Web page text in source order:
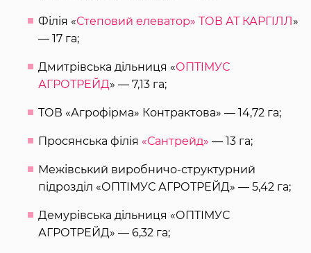
Філія «Степовий елеватор» ТОВ АТ КАРГІЛЛ»
— 17 га;
Дмитрівська дільниця «ОПТІМУС
АГРОТРЕЙД» — 7,13 га;
ТОВ «Агрофірма» Контрактова» — 14,72 га;
Просянська філія «Сантрейд» — 13 га;
Межівський виробничо-структурний
підрозділ «ОПТІМУС АГРОТРЕЙД» — 5,42 га;
Демурівська дільниця «ОПТІМУС
АГРОТРЕЙД» — 6,32 га;